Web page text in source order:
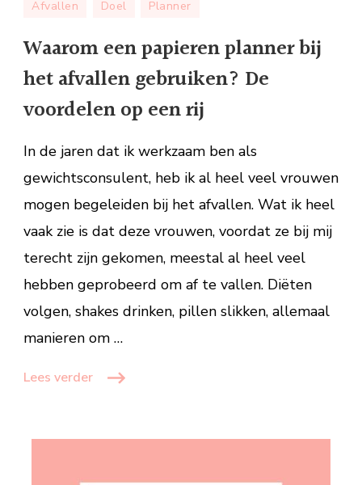
een
planner
bij
afvallen
De
voordelen
op
Afvallen Doel Planner
Waarom een papieren planner bij
het afvallen gebruiken? De
voordelen op een rij
In de jaren dat ik werkzaam ben als
gewichtsconsulent, heb ik al heel veel vrouwen
mogen begeleiden bij het afvallen. Wat ik heel
vaak zie is dat deze vrouwen, voordat ze bij mij
terecht zijn gekomen, meestal al heel veel
hebben geprobeerd om af te vallen. Diëten
volgen, shakes drinken, pillen slikken, allemaal
manieren om …
Lees verder